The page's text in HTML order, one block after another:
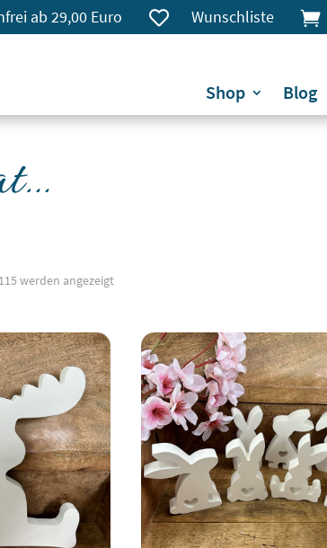

 Wunschliste
ab 29,00 Euro
Shop Blog
werden angezeigt